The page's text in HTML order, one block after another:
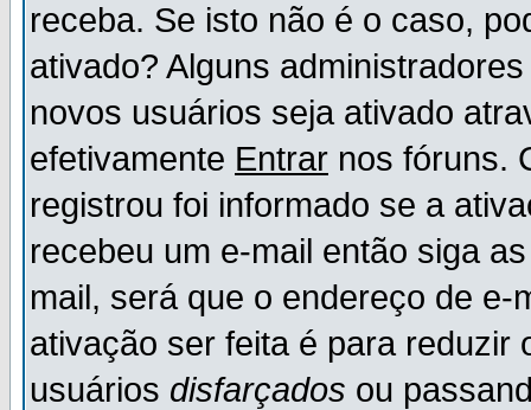
receba. Se isto não é o caso,
ativado? Alguns
novos usuários seja ativado
efetivamente Entrar nos fóruns.
registrou foi informado se a
recebeu um e-mail então siga
mail, será que o endereço de
ativação ser feita é para reduzir
usuários disfarçados ou